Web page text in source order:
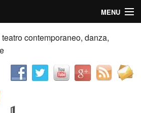
MENU
contemporaneo, danza,